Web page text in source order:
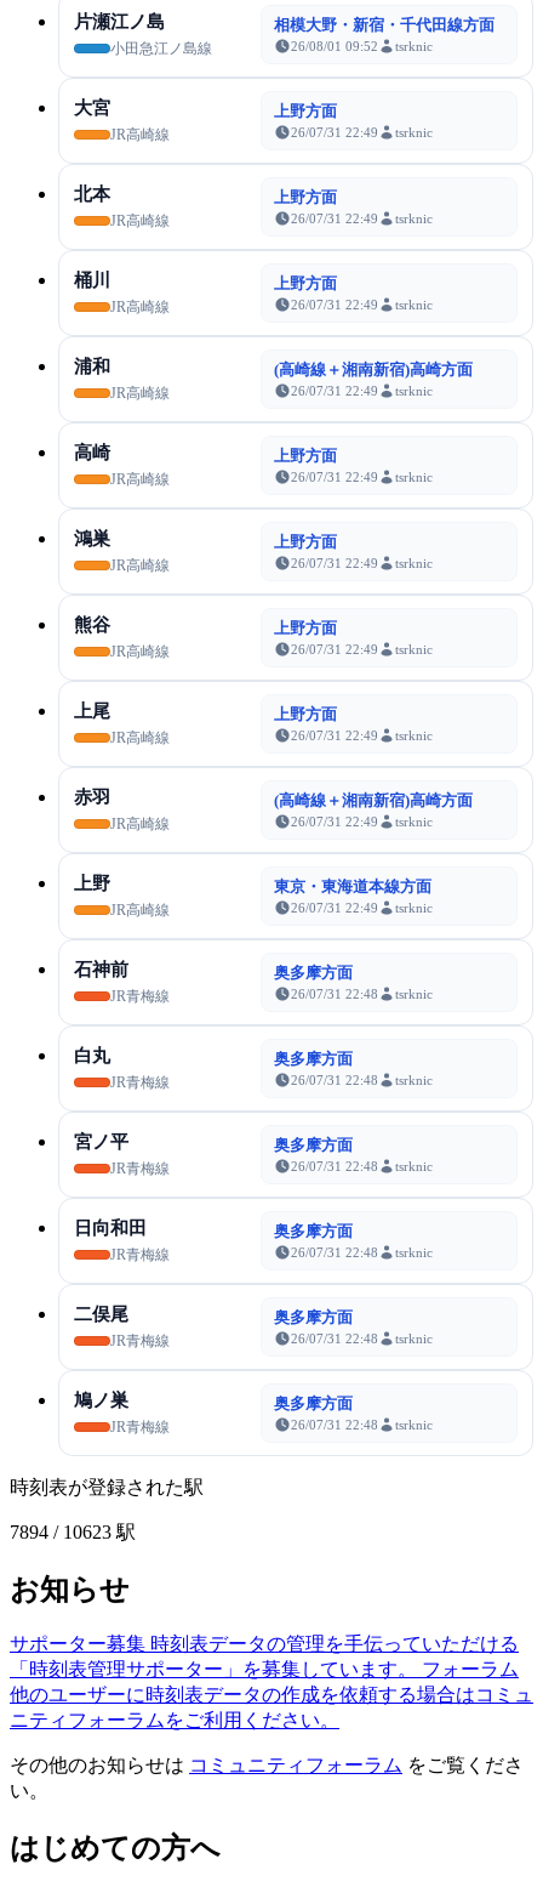
片瀬江ノ島
小田急江ノ島線
相模大野・新宿・千代田線方面
26/08/01 09:52 tsrknic
大宮
JR高崎線
上野方面
26/07/31 22:49 tsrknic
北本
JR高崎線
上野方面
26/07/31 22:49 tsrknic
桶川
JR高崎線
上野方面
26/07/31 22:49 tsrknic
浦和
JR高崎線
(高崎線＋湘南新宿)高崎方面
26/07/31 22:49 tsrknic
高崎
JR高崎線
上野方面
26/07/31 22:49 tsrknic
鴻巣
JR高崎線
上野方面
26/07/31 22:49 tsrknic
熊谷
JR高崎線
上野方面
26/07/31 22:49 tsrknic
上尾
JR高崎線
上野方面
26/07/31 22:49 tsrknic
赤羽
JR高崎線
(高崎線＋湘南新宿)高崎方面
26/07/31 22:49 tsrknic
上野
JR高崎線
東京・東海道本線方面
26/07/31 22:49 tsrknic
石神前
JR青梅線
奥多摩方面
26/07/31 22:48 tsrknic
白丸
JR青梅線
奥多摩方面
26/07/31 22:48 tsrknic
宮ノ平
JR青梅線
奥多摩方面
26/07/31 22:48 tsrknic
日向和田
JR青梅線
奥多摩方面
26/07/31 22:48 tsrknic
二俣尾
JR青梅線
奥多摩方面
26/07/31 22:48 tsrknic
鳩ノ巣
JR青梅線
奥多摩方面
26/07/31 22:48 tsrknic
時刻表が登録された駅
7894 / 10623 駅
お知らせ
サポーター募集 時刻表データの管理を手伝っていただける
「時刻表管理サポーター」を募集しています。
フォーラム
他のユーザーに時刻表データの作成を依頼する場合はコミュ
ニティフォーラムをご利用ください。
その他のお知らせは コミュニティフォーラム をご覧くださ
い。
はじめての方へ